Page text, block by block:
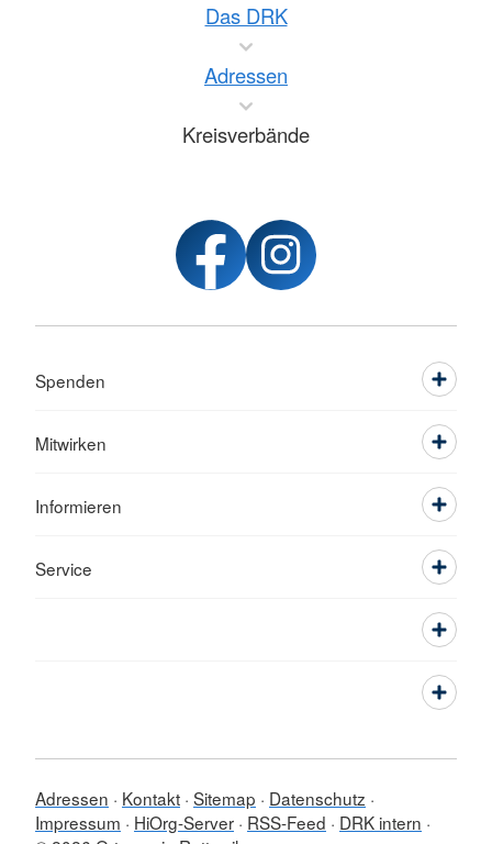
Das DRK
Adressen
Kreisverbände
Spenden
Mitwirken
Informieren
Service
Adressen Kontakt Sitemap
Datenschutz
Impressum
HiOrg-Server RSS-Feed
DRK intern